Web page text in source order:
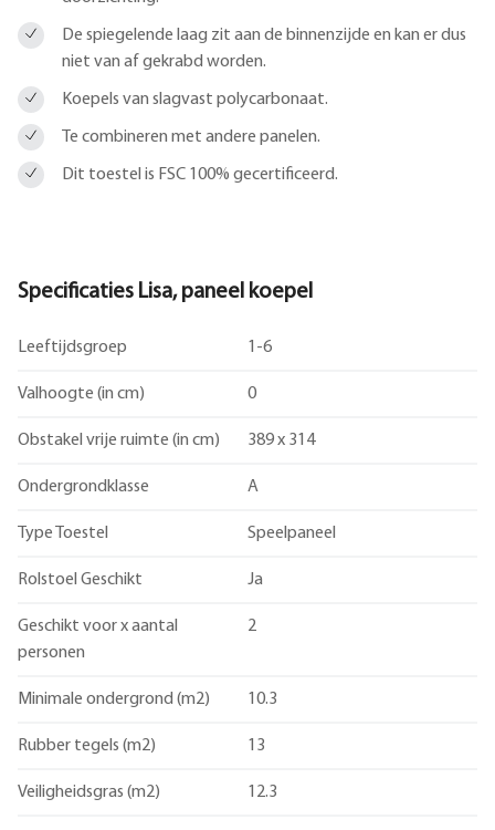
De spiegelende laag zit aan de binnenzijde en kan er dus
niet van af gekrabd worden.
Koepels van slagvast polycarbonaat.
Te combineren met andere panelen.
Dit toestel is FSC 100% gecertificeerd.
Specificaties Lisa, paneel koepel
Leeftijdsgroep 1-6
Valhoogte (in cm) 0
Obstakel vrije ruimte (in cm) 389 x 314
Ondergrondklasse A
Type Toestel Speelpaneel
Rolstoel Geschikt Ja
Geschikt voor x aantal
personen
2
Minimale ondergrond (m2) 10.3
Rubber tegels (m2) 13
Veiligheidsgras (m2) 12.3